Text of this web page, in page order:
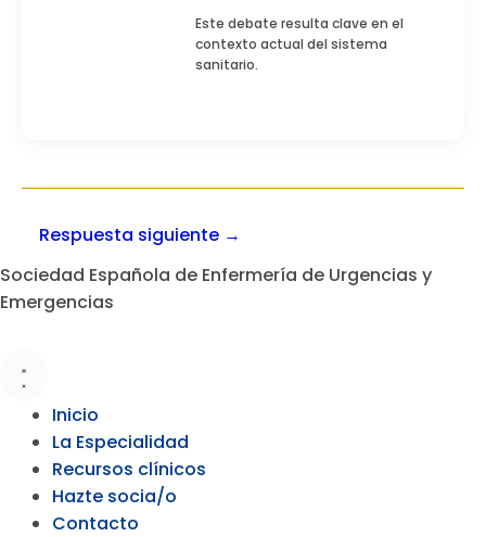
Este debate resulta clave en el
contexto actual del sistema
sanitario.
Respuesta siguiente →
Sociedad Española de Enfermería de Urgencias y
Emergencias
Inicio
La Especialidad
Recursos clínicos
Hazte socia/o
Contacto